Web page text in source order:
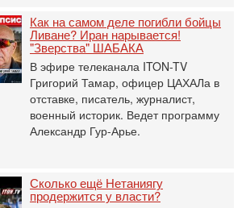
Как на самом деле погибли бойцы
Ливане? Иран нарывается!
"Зверства" ШАБАКА
В эфире телеканала ITON-TV
Григорий Тамар, офицер ЦАХАЛа в
отставке, писатель, журналист,
военный историк. Ведет программу
Александр Гур-Арье.
Сколько ещё Нетаниягу
продержится у власти?